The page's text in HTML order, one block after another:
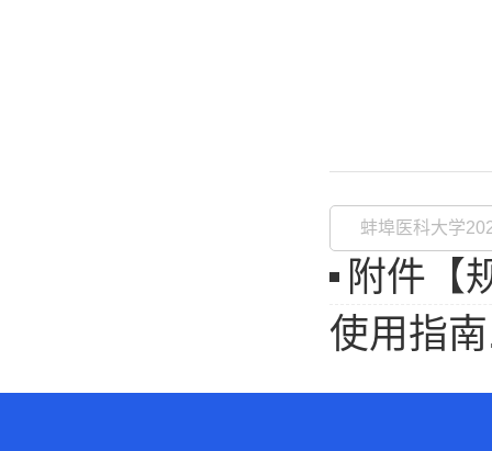
蚌埠医科大学
附件【
使用指